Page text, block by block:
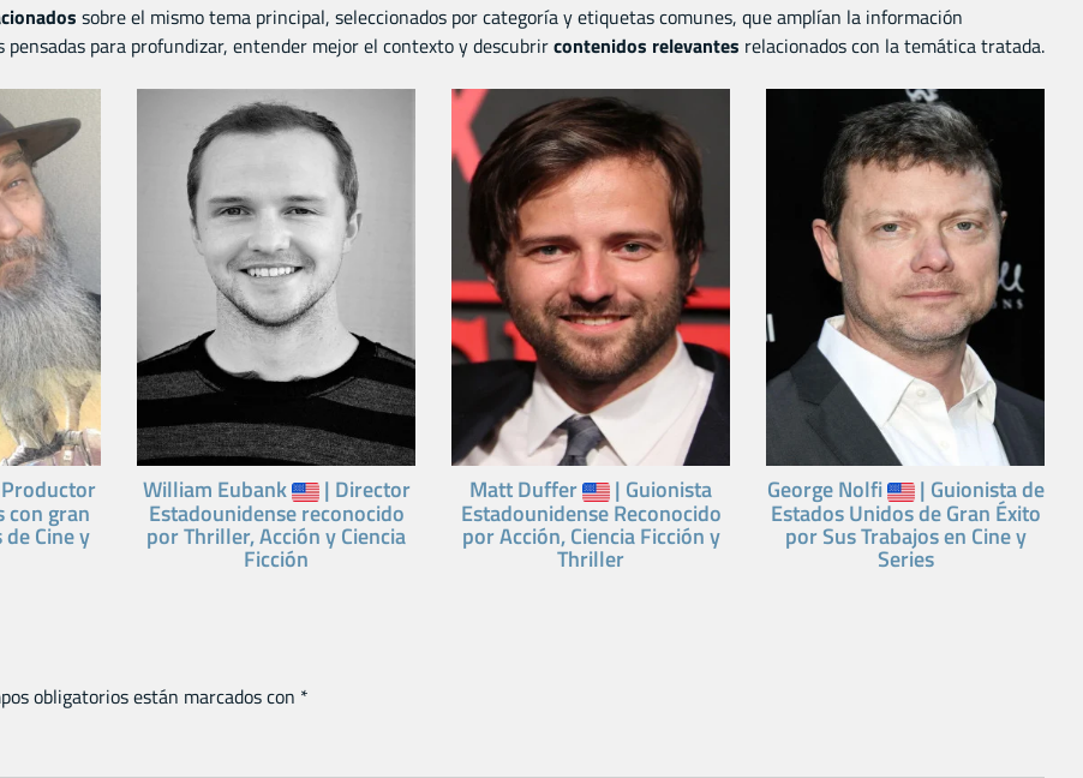
sobre el mismo tema principal, seleccionados por categoría y etiquetas comunes, que amplían la información
para profundizar, entender mejor el contexto y descubrircontenidos relevantes relacionados con la temática tratada.
con gran
Cine y
William Eubank | Director
Estadounidense reconocido
por Thriller, Acción y Ciencia
Ficción
Matt Duffer | Guionista
Estadounidense Reconocido
por Acción, Ciencia Ficción y
Thriller
George Nolfi | Guionista de
Estados Unidos de Gran Éxito
por Sus Trabajos en Cine y
Series
obligatorios están marcados con *